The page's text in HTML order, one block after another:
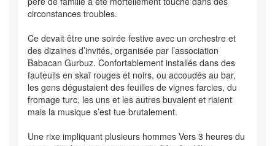
circonstances troubles.
Ce devait être une soirée festive avec un orchestre et
des dizaines d’invités, organisée par l’association
Babacan Gurbuz. Confortablement installés dans des
fauteuils en skaï rouges et noirs, ou accoudés au bar,
les gens dégustaient des feuilles de vignes farcies, du
fromage turc, les uns et les autres buvaient et riaient
mais la musique s’est tue brutalement.
Une rixe impliquant plusieurs hommes Vers 3 heures du